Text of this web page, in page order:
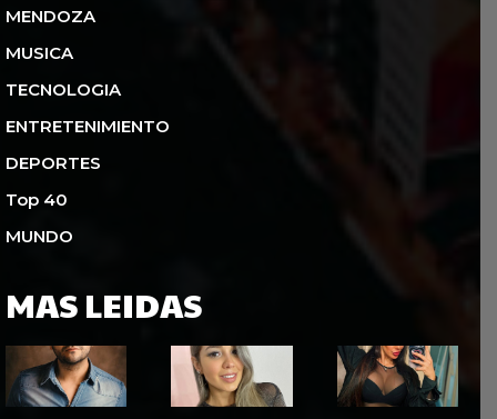
MENDOZA
MUSICA
TECNOLOGIA
ENTRETENIMIENTO
DEPORTES
Top 40
MUNDO
MAS LEIDAS